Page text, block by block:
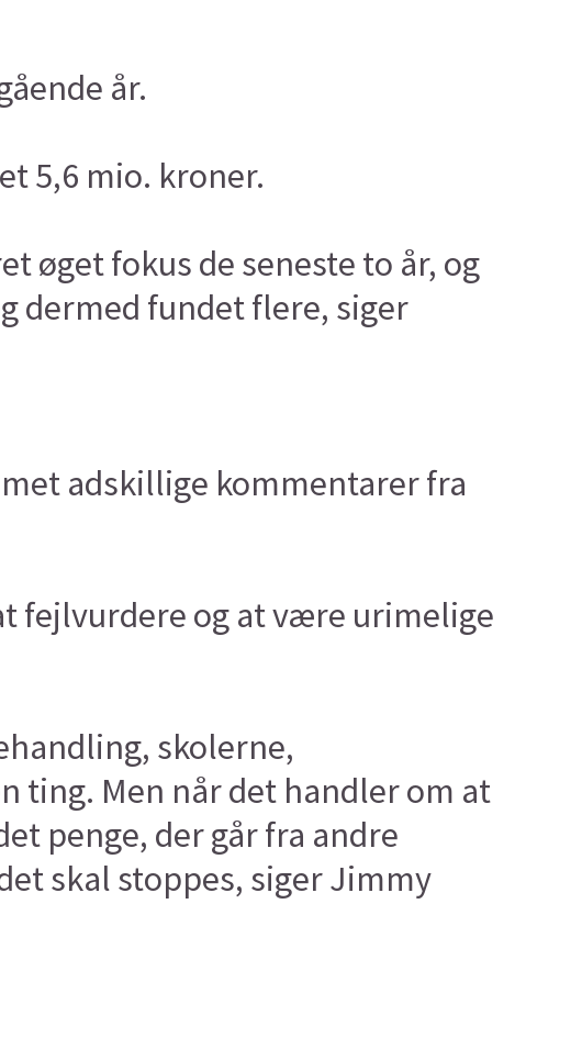
år.
5,6 mio. kroner.
øget fokus de seneste to år, og
dermed fundet flere, siger
adskillige kommentarer fra
fejlvurdere og at være urimelige
skolerne,
ting. Men når det handler om at
penge, der går fra andre
skal stoppes, siger Jimmy